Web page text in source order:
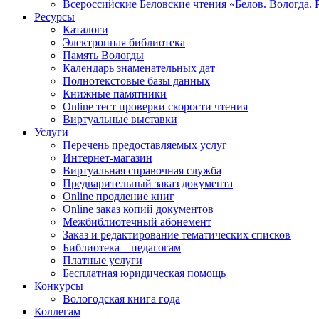
Всероссийские Беловские чтения «Белов. Вологда.
Ресурсы
Каталоги
Электронная библиотека
Память Вологды
Календарь знаменательных дат
Полнотекстовые базы данных
Книжные памятники
Online тест проверки скорости чтения
Виртуальные выставки
Услуги
Перечень предоставляемых услуг
Интернет-магазин
Виртуальная справочная служба
Предварительный заказ документа
Online продление книг
Online заказ копий документов
Межбиблиотечный абонемент
Заказ и редактирование тематических списков
Библиотека – педагогам
Платные услуги
Бесплатная юридическая помощь
Конкурсы
Вологодская книга года
Коллегам